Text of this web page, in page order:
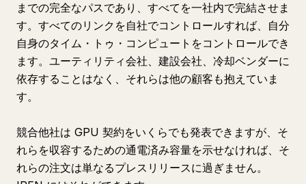
までの完全なパスであり、すべてを一社内で完結させま
す。すべてのリンクを自社でコントロールすれば、自分
自身のタイム・トゥ・コンピュートをコントロールでき
ます。ユーティリティ会社、建設会社、冷却ベンダーに
依存することはなく、それらは他の顧客も抱えていま
す。
競合他社は GPU 契約をいくらでも発表できますが、そ
れらを収容するための通電済み容量を示せなければ、そ
れらの注文は単なるプレスリリースに過ぎません。